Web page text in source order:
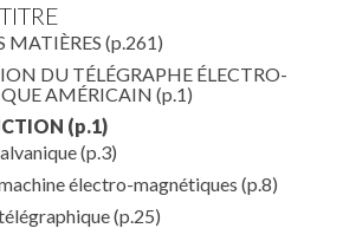
MATIÈRES (p.261)
DU TÉLÉGRAPHE ÉLECTRO-
AMÉRICAIN (p.1)
(p.1)
(p.3)
électro-magnétiques (p.8)
(p.25)